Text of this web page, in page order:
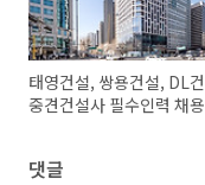
태영건설, 쌍용건설, DL
중견건설사 필수인력 채용
댓글